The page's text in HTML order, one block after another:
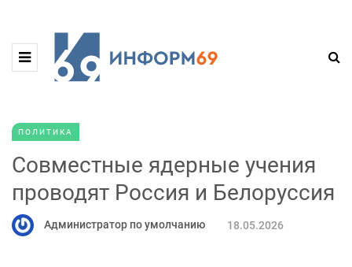
ПОЛИТИКА
Совместные ядерные учения
проводят Россия и Белоруссия
Администратор по умолчанию 18.05.2026